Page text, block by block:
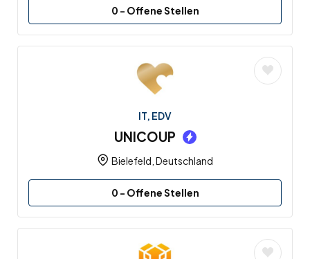
0 - Offene Stellen
IT, EDV
UNICOUP
Bielefeld, Deutschland
0 - Offene Stellen